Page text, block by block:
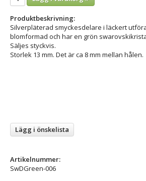
Produktbeskrivning:
Silverpläterad smyckesdelare i läckert
blomformad och har en grön
Säljes styckvis.
Storlek 13 mm. Det är ca 8 mm mellan hålen.
Lägg i önskelista
Artikelnummer:
SwDGreen-006